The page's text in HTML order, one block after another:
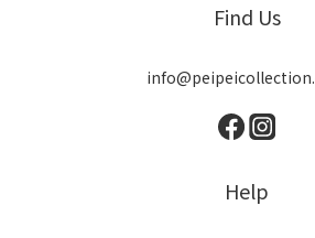
Find Us
Help